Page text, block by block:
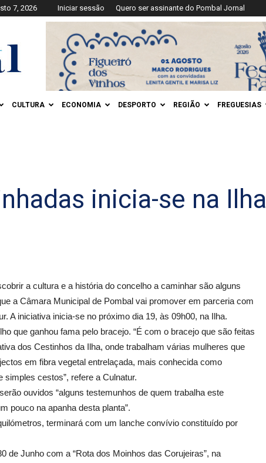
7, 2026 Iniciar sessão Quero ser assinante do Pombal Jornal
CULTURA ECONOMIA DESPORTO REGIÃO FREGUESIAS
inicia-se na Ilha
a cultura e a história do concelho a caminhar são alguns
a Câmara Municipal de Pombal vai promover em parceria com
A iniciativa inicia-se no próximo dia 19, às 09h00, na Ilha.
que ganhou fama pelo bracejo. “É com o bracejo que são feitas
dos Cestinhos da Ilha, onde trabalham várias mulheres que
em fibra vegetal entrelaçada, mais conhecida como
cestos”, refere a Culnatur.
ouvidos “alguns testemunhos de quem trabalha este
pouco na apanha desta planta”.
terminará com um lanche convívio constituído por
de Junho com a “Rota dos Moinhos das Corujeiras”, na